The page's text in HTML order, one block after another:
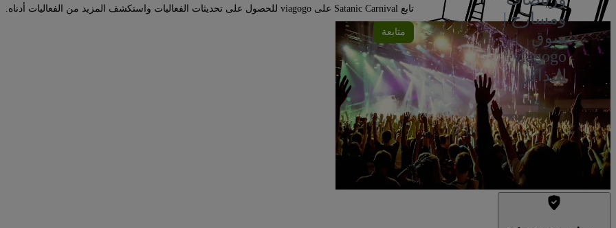
ومسارح |
سوق
viagogo
للتذاكر
تابع Satanic Carnival على viagogo للحصول على تحديثات الفعاليات واستكشف المزيد من الفعاليات أدناه.
متابعة